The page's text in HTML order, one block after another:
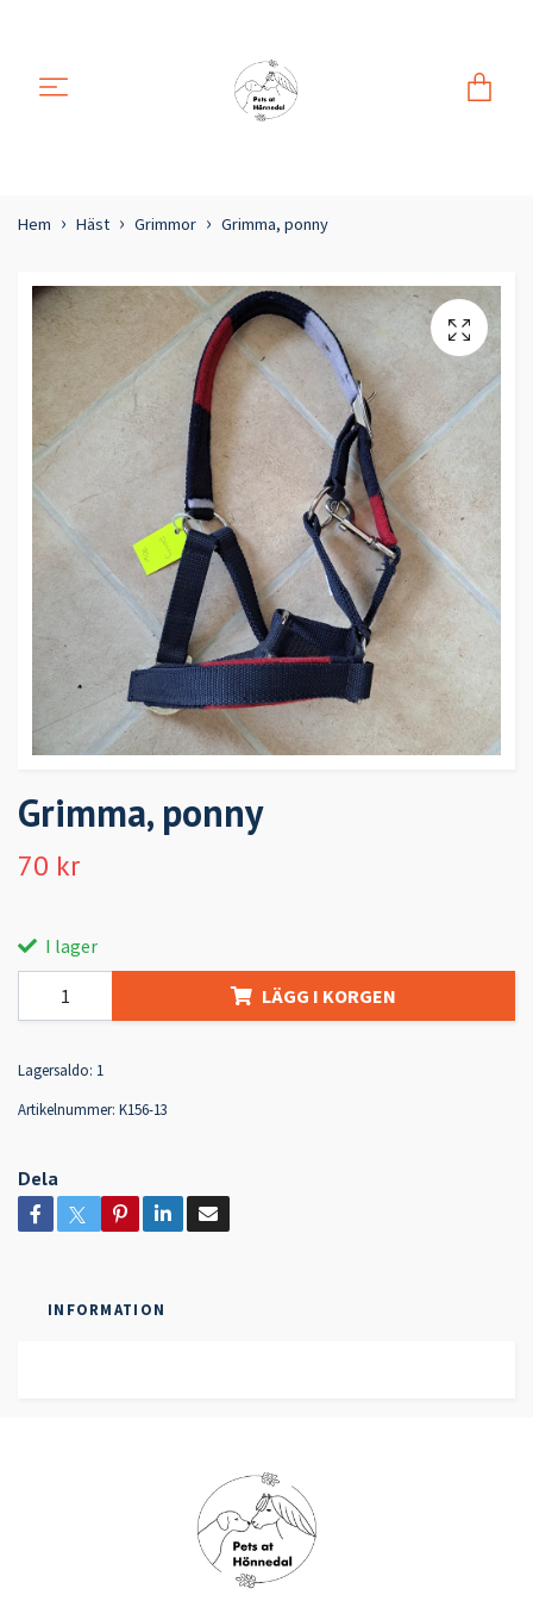
Hem Häst Grimmor Grimma, ponny
Grimma, ponny
70 kr
I lager
LÄGG I KORGEN
Lagersaldo: 1
Artikelnummer: K156-13
Dela
INFORMATION